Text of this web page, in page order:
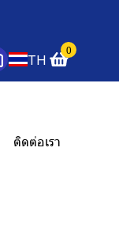
TH 0
ติดต่อเรา